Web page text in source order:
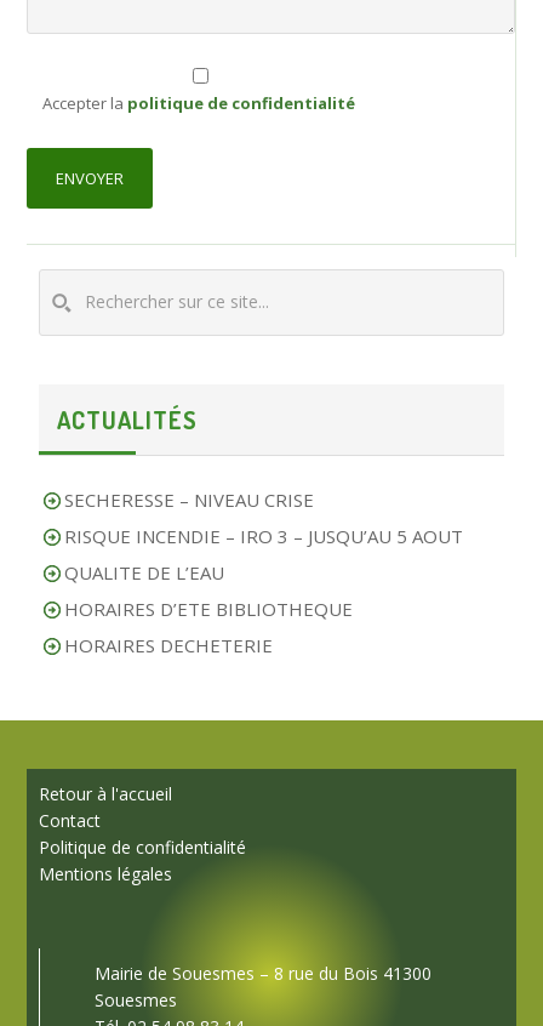
Accepter la politique de confidentialité
ACTUALITÉS
SECHERESSE – NIVEAU CRISE
RISQUE INCENDIE – IRO 3 – JUSQU’AU 5 AOUT
QUALITE DE L’EAU
HORAIRES D’ETE BIBLIOTHEQUE
HORAIRES DECHETERIE
Retour à l'accueil
Contact
Politique de confidentialité
Mentions légales
Mairie de Souesmes – 8 rue du Bois 41300
Souesmes